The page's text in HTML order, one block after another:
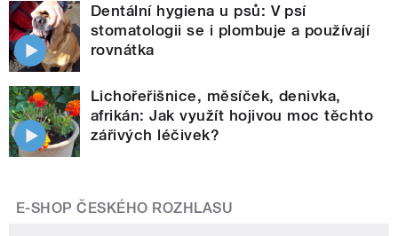
Dentální hygiena u psů: V psí
stomatologii se i plombuje a používají
rovnátka
Lichořeřišnice, měsíček, denivka,
afrikán: Jak využít hojivou moc těchto
zářivých léčivek?
E-SHOP ČESKÉHO ROZHLASU